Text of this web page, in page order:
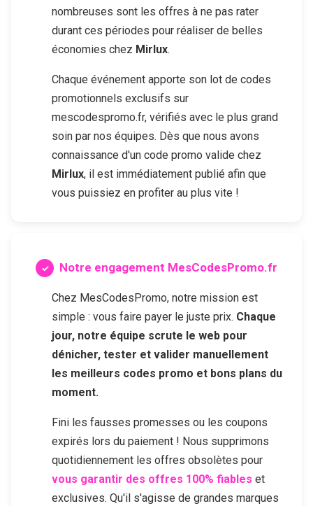
nombreuses sont les offres à ne pas rater
durant ces périodes pour réaliser de belles
économies chez Mirlux.
Chaque événement apporte son lot de codes
promotionnels exclusifs sur
mescodespromo.fr, vérifiés avec le plus grand
soin par nos équipes. Dès que nous avons
connaissance d'un code promo valide chez
Mirlux, il est immédiatement publié afin que
vous puissiez en profiter au plus vite !
Notre engagement MesCodesPromo.fr
Chez MesCodesPromo, notre mission est
simple : vous faire payer le juste prix. Chaque
jour, notre équipe scrute le web pour
dénicher, tester et valider manuellement
les meilleurs codes promo et bons plans du
moment.
Fini les fausses promesses ou les coupons
expirés lors du paiement ! Nous supprimons
quotidiennement les offres obsolètes pour
vous garantir des offres 100% fiables et
exclusives. Qu'il s'agisse de grandes marques